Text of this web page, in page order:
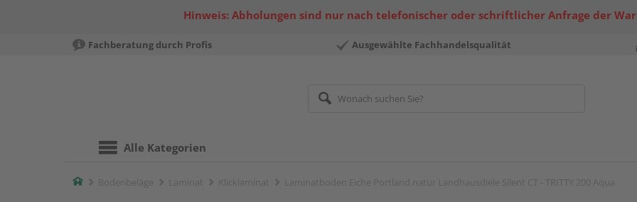
Hinweis: Abholungen sind nur nach telefonischer oder schriftlicher Anfrage der
Fachberatung durch Profis Ausgewählte Fachhandelsqualität
Alle Kategorien
Home